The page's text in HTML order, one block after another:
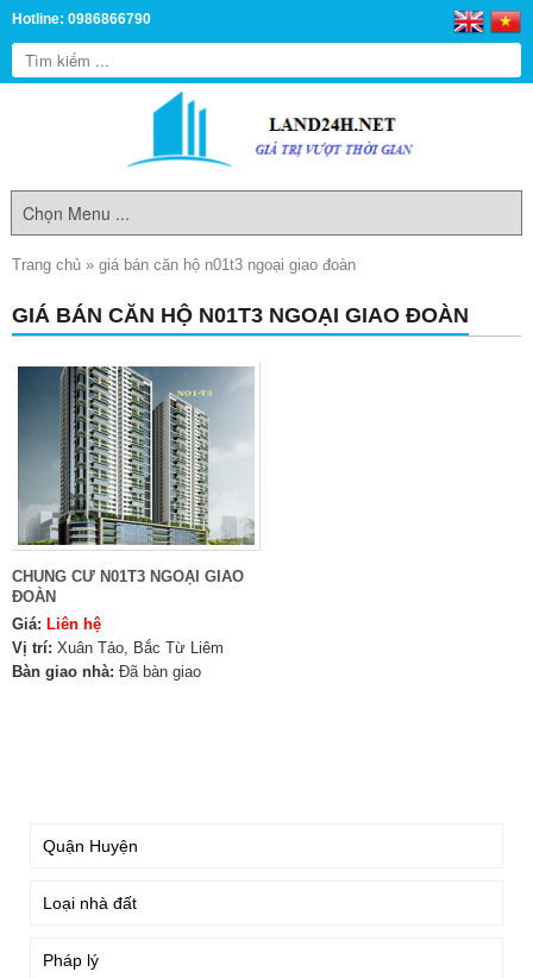
Hotline: 0986866790
Trang chủ » giá bán căn hộ n01t3 ngoại giao đoàn
GIÁ BÁN CĂN HỘ N01T3 NGOẠI GIAO ĐOÀN
CHUNG CƯ N01T3 NGOẠI GIAO
ĐOÀN
Giá: Liên hệ
Vị trí: Xuân Tảo, Bắc Từ Liêm
Bàn giao nhà: Đã bàn giao